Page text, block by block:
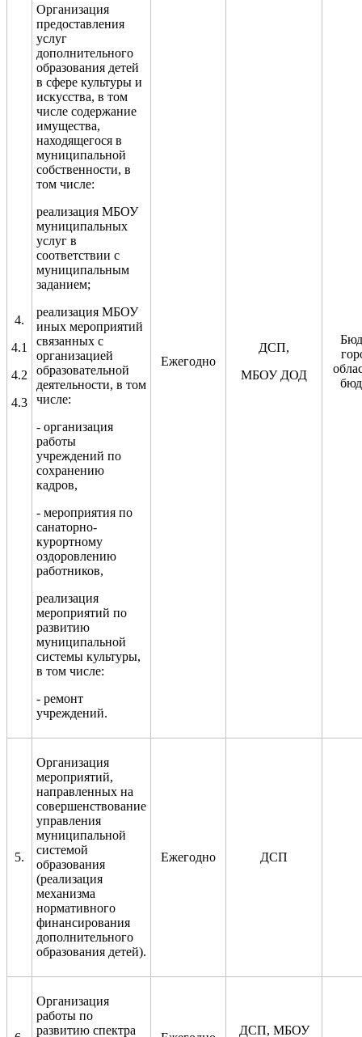
4.
4.1
4.2
4.3
Организация
предоставления
услуг
дополнительного
образования детей
в сфере культуры и
искусства, в том
числе содержание
имущества,
находящегося в
муниципальной
собственности, в
том числе:
реализация МБОУ
муниципальных
услуг в
соответствии с
муниципальным
заданием;
реализация МБОУ
иных мероприятий
связанных с
организацией
образовательной
деятельности, в том
числе:
- организация
работы
учреждений по
сохранению
кадров,
- мероприятия по
санаторно-
курортному
оздоровлению
работников,
реализация
мероприятий по
развитию
муниципальной
системы культуры,
в том числе:
- ремонт
учреждений.
Ежегодно
ДСП,
МБОУ ДОД
5.
Организация
мероприятий,
направленных на
совершенствование
управления
муниципальной
системой
образования
(реализация
механизма
нормативного
финансирования
дополнительного
образования детей).
Ежегодно ДСП
Организация
работы по
развитию спектра
ДСП, МБОУ